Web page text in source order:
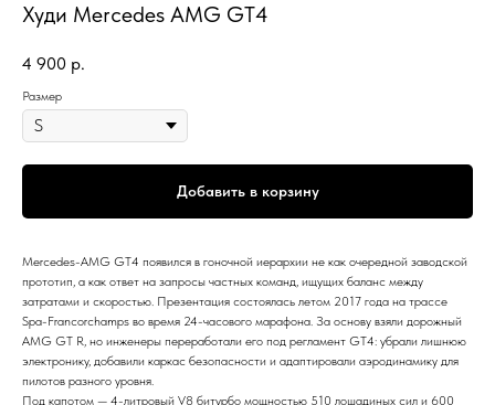
Худи Mercedes AMG GT4
4 900 р.
Размер
Добавить в корзину
Mercedes-AMG GT4 появился в гоночной иерархии не как очередной заводской
прототип, а как ответ на запросы частных команд, ищущих баланс между
затратами и скоростью. Презентация состоялась летом 2017 года на трассе
Spa-Francorchamps во время 24-часового марафона. За основу взяли дорожный
AMG GT R, но инженеры переработали его под регламент GT4: убрали лишнюю
электронику, добавили каркас безопасности и адаптировали аэродинамику для
пилотов разного уровня.
Под капотом — 4-литровый V8 битурбо мощностью 510 лошадиных сил и 600